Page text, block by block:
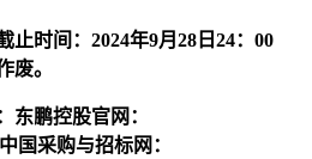
止时间：2024年9月28 日24：00
废。
东鹏控股官网：
国采购与招标网：